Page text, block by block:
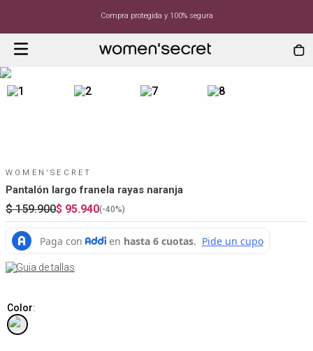
Compra protegida y 100% segura
WOMEN'SECRET
Pantalón largo franela rayas naranja
$ 159.900$ 95.940(-40%)
Guia de tallas
Color: